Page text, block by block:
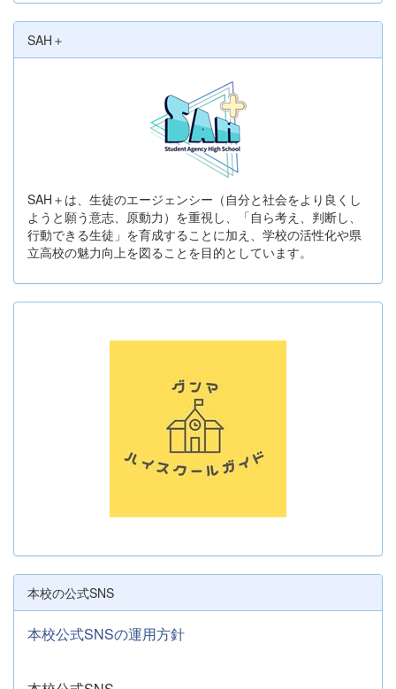
SAH＋
SAH＋は、生徒のエージェンシー（自分と社会をより良くし
ようと願う意志、原動力）を重視し、「自ら考え、判断し、
行動できる生徒」を育成することに加え、学校の活性化や県
立高校の魅力向上を図ることを目的としています。
本校の公式SNS
本校公式SNSの運用方針